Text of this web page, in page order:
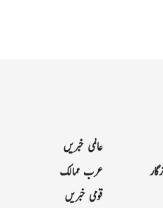
عالمی خبریں
عرب ممالک
قومی خبریں